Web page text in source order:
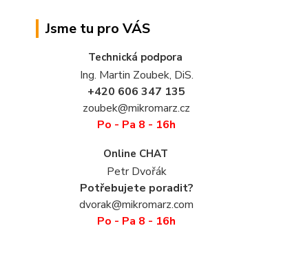
Jsme tu pro VÁS
Technická podpora
Ing. Martin Zoubek, DiS.
+420 606 347 135
zoubek@mikromarz.cz
Po - Pa 8 - 16h
Online CHAT
Petr Dvořák
Potřebujete poradit?
dvorak@mikromarz.com
Po - Pa 8 - 16h